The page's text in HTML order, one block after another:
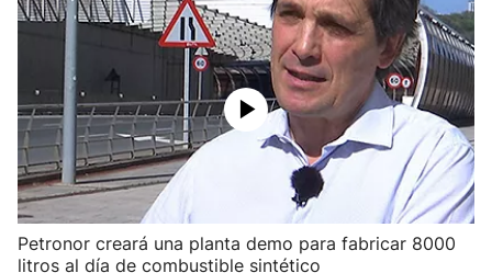
Petronor creará una planta demo para fabricar 8000
litros al día de combustible sintético